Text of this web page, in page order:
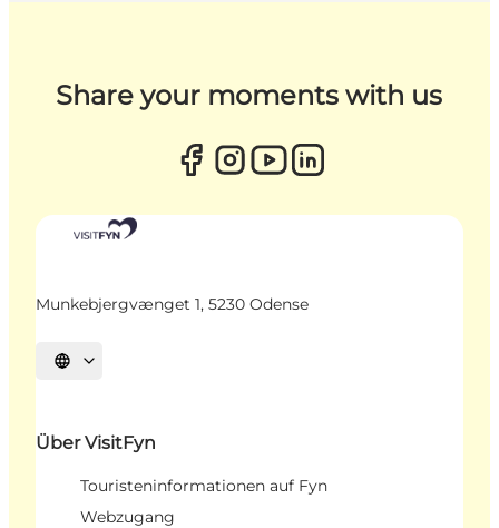
Share your moments with us
Munkebjergvænget 1, 5230 Odense
Sprache auswählen
Über VisitFyn
Touristeninformationen auf Fyn
Webzugang